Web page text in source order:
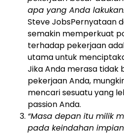
apa yang Anda
Steve JobsPernyataan
semakin memperkuat
terhadap pekerjaan
utama untuk
Jika Anda merasa tidak
pekerjaan Anda,
mencari sesuatu yang
passion Anda.
“Masa depan itu milik
pada keindahan impian